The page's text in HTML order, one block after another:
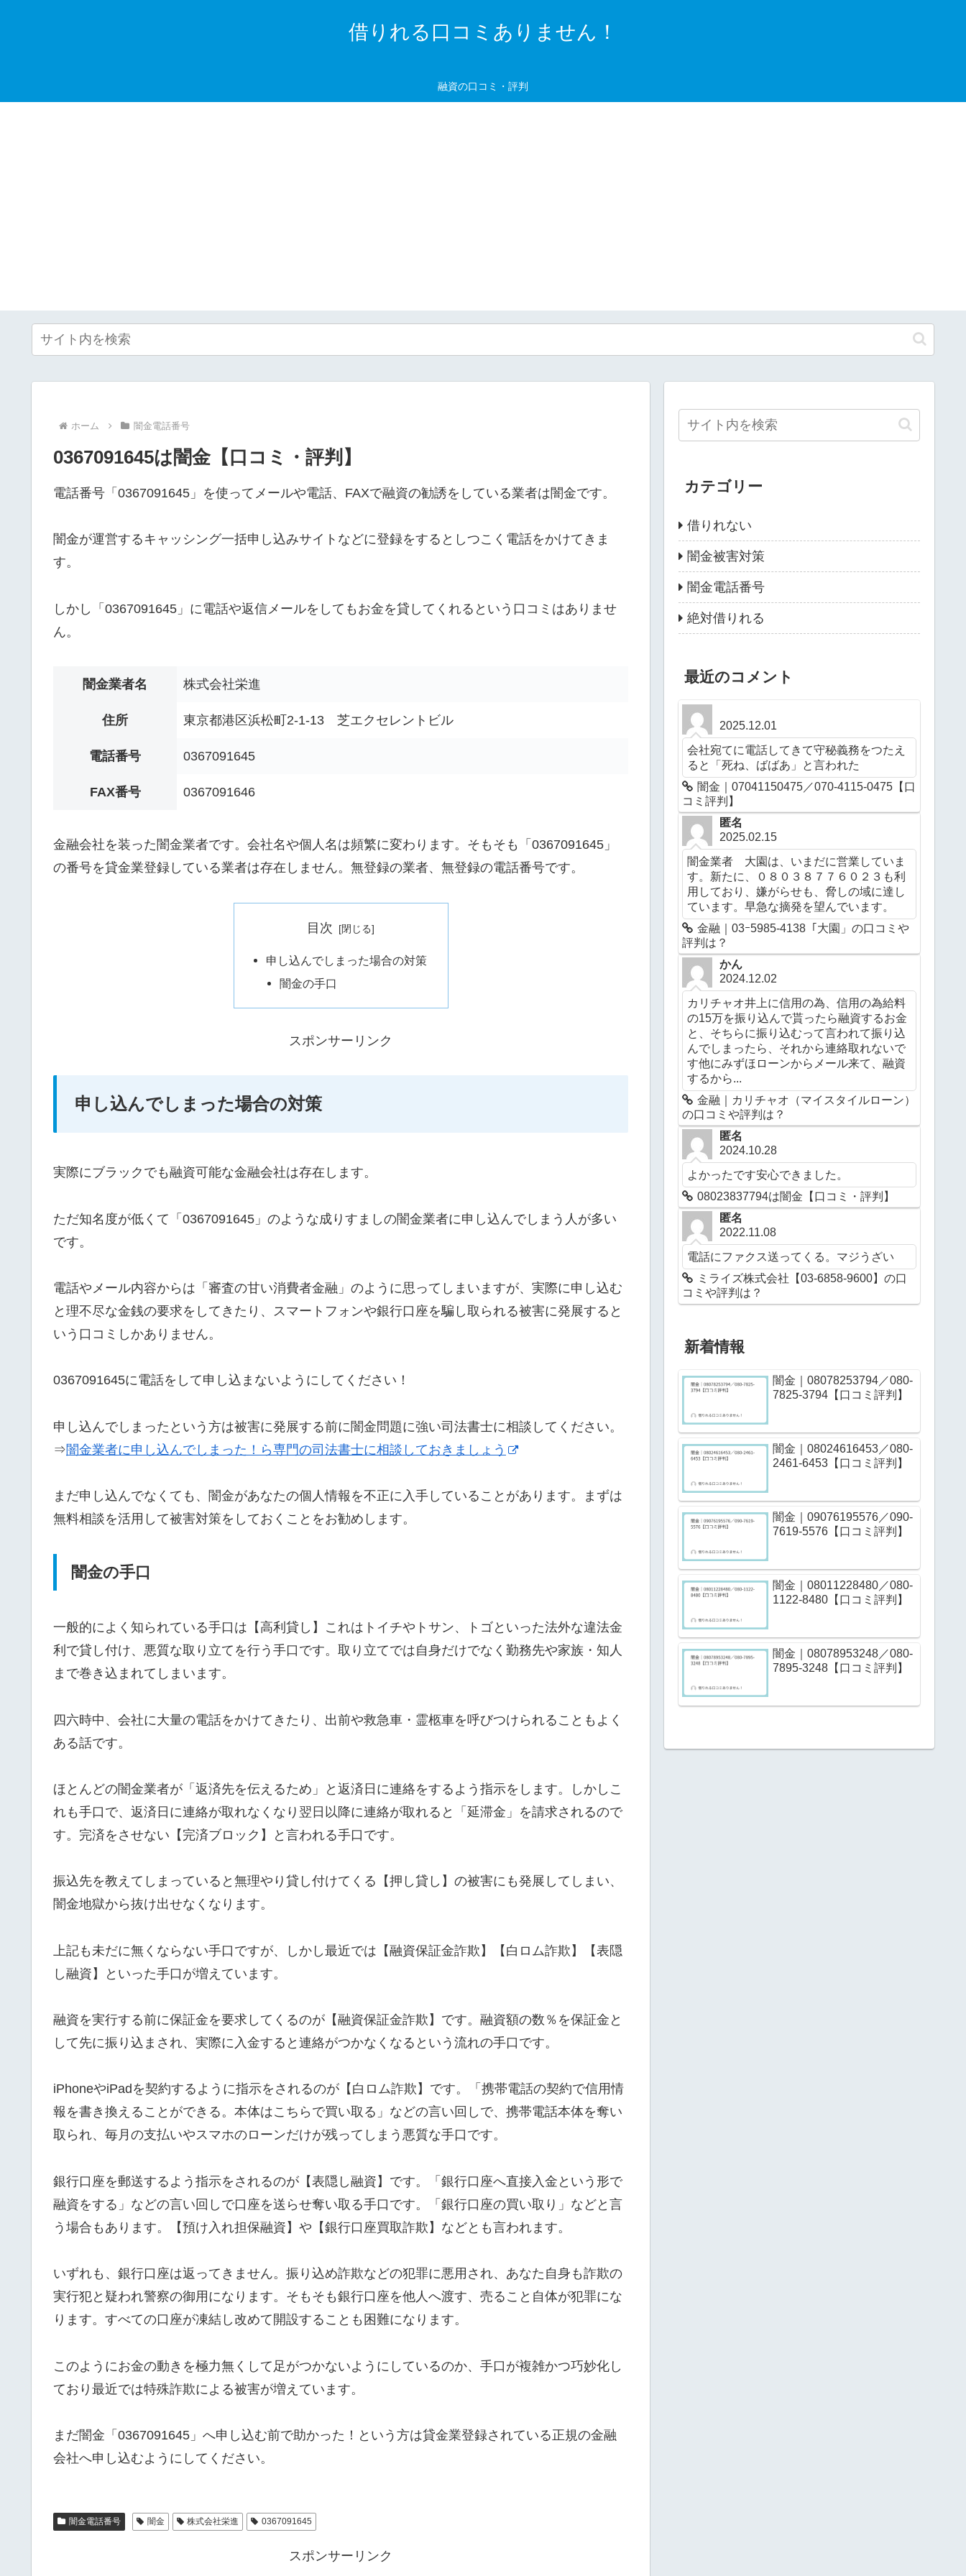
借りれる口コミありません！
融資の口コミ・評判
ホーム 闇金電話番号
0367091645は闇金【口コミ・評判】
電話番号「0367091645」を使ってメールや電話、FAXで融資の勧誘をしている業者は闇金です。
闇金が運営するキャッシング一括申し込みサイトなどに登録をするとしつこく電話をかけてきま
す。
しかし「0367091645」に電話や返信メールをしてもお金を貸してくれるという口コミはありませ
ん。
闇金業者名 株式会社栄進
住所 東京都港区浜松町2-1-13 芝エクセレントビル
電話番号 0367091645
FAX番号 0367091646
金融会社を装った闇金業者です。会社名や個人名は頻繁に変わります。そもそも「0367091645」
の番号を貸金業登録している業者は存在しません。無登録の業者、無登録の電話番号です。
目次
申し込んでしまった場合の対策
闇金の手口
スポンサーリンク
申し込んでしまった場合の対策
実際にブラックでも融資可能な金融会社は存在します。
ただ知名度が低くて「0367091645」のような成りすましの闇金業者に申し込んでしまう人が多い
です。
電話やメール内容からは「審査の甘い消費者金融」のように思ってしまいますが、実際に申し込む
と理不尽な金銭の要求をしてきたり、スマートフォンや銀行口座を騙し取られる被害に発展すると
いう口コミしかありません。
0367091645に電話をして申し込まないようにしてください！
申し込んでしまったという方は被害に発展する前に闇金問題に強い司法書士に相談してください。
⇒闇金業者に申し込んでしまった！ら専門の司法書士に相談しておきましょう
まだ申し込んでなくても、闇金があなたの個人情報を不正に入手していることがあります。まずは
無料相談を活用して被害対策をしておくことをお勧めします。
闇金の手口
一般的によく知られている手口は【高利貸し】これはトイチやトサン、トゴといった法外な違法金
利で貸し付け、悪質な取り立てを行う手口です。取り立てでは自身だけでなく勤務先や家族・知人
まで巻き込まれてしまいます。
四六時中、会社に大量の電話をかけてきたり、出前や救急車・霊柩車を呼びつけられることもよく
ある話です。
ほとんどの闇金業者が「返済先を伝えるため」と返済日に連絡をするよう指示をします。しかしこ
れも手口で、返済日に連絡が取れなくなり翌日以降に連絡が取れると「延滞金」を請求されるので
す。完済をさせない【完済ブロック】と言われる手口です。
振込先を教えてしまっていると無理やり貸し付けてくる【押し貸し】の被害にも発展してしまい、
闇金地獄から抜け出せなくなります。
上記も未だに無くならない手口ですが、しかし最近では【融資保証金詐欺】【白ロム詐欺】【表隠
し融資】といった手口が増えています。
融資を実行する前に保証金を要求してくるのが【融資保証金詐欺】です。融資額の数％を保証金と
して先に振り込まされ、実際に入金すると連絡がつかなくなるという流れの手口です。
iPhoneやiPadを契約するように指示をされるのが【白ロム詐欺】です。「携帯電話の契約で信用情
報を書き換えることができる。本体はこちらで買い取る」などの言い回しで、携帯電話本体を奪い
取られ、毎月の支払いやスマホのローンだけが残ってしまう悪質な手口です。
銀行口座を郵送するよう指示をされるのが【表隠し融資】です。「銀行口座へ直接入金という形で
融資をする」などの言い回しで口座を送らせ奪い取る手口です。「銀行口座の買い取り」などと言
う場合もあります。【預け入れ担保融資】や【銀行口座買取詐欺】などとも言われます。
いずれも、銀行口座は返ってきません。振り込め詐欺などの犯罪に悪用され、あなた自身も詐欺の
実行犯と疑われ警察の御用になります。そもそも銀行口座を他人へ渡す、売ること自体が犯罪にな
ります。すべての口座が凍結し改めて開設することも困難になります。
このようにお金の動きを極力無くして足がつかないようにしているのか、手口が複雑かつ巧妙化し
ており最近では特殊詐欺による被害が増えています。
まだ闇金「0367091645」へ申し込む前で助かった！という方は貸金業登録されている正規の金融
会社へ申し込むようにしてください。
闇金電話番号 闇金 株式会社栄進 0367091645
スポンサーリンク
カテゴリー
借りれない
闇金被害対策
闇金電話番号
絶対借りれる
最近のコメント
2025.12.01
会社宛てに電話してきて守秘義務をつたえ
ると「死ね、ばばあ」と言われた
闇金｜07041150475／070-4115-0475【口
コミ評判】
匿名
2025.02.15
闇金業者 大園は、いまだに営業していま
す。新たに、０８０３８７７６０２３も利
用しており、嫌がらせも、脅しの域に達し
ています。早急な摘発を望んでいます。
金融｜03ｰ5985-4138「大園」の口コミや
評判は？
かん
2024.12.02
カリチャオ井上に信用の為、信用の為給料
の15万を振り込んで貰ったら融資するお金
と、そちらに振り込むって言われて振り込
んでしまったら、それから連絡取れないで
す他にみずほローンからメール来て、融資
するから...
金融｜カリチャオ（マイスタイルローン）
の口コミや評判は？
匿名
2024.10.28
よかったです安心できました。
08023837794は闇金【口コミ・評判】
匿名
2022.11.08
電話にファクス送ってくる。マジうざい
ミライズ株式会社【03-6858-9600】の口
コミや評判は？
新着情報
闇金｜08078253794／080-
7825-3794【口コミ評判】
闇金｜08024616453／080-
2461-6453【口コミ評判】
闇金｜09076195576／090-
7619-5576【口コミ評判】
闇金｜08011228480／080-
1122-8480【口コミ評判】
闇金｜08078953248／080-
7895-3248【口コミ評判】